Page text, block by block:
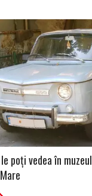
poți vedea în